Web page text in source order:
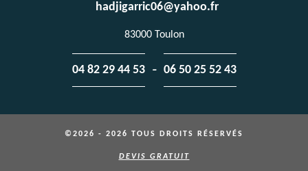
hadjigarric06@yahoo.fr
83000 Toulon
04 82 29 44 53 - 06 50 25 52 43
©2026 - 2026 TOUS DROITS RÉSERVÉS
DEVIS GRATUIT